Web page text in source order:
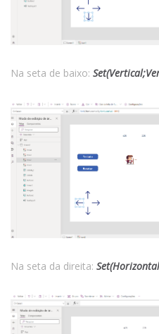
Na seta de baixo:
Na seta da direita: